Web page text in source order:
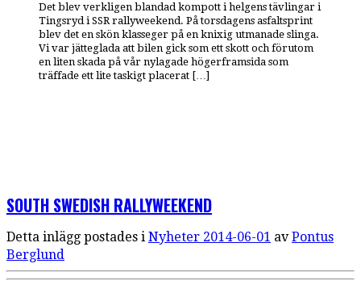
Det blev verkligen blandad kompott i helgens tävlingar i
Tingsryd i SSR rallyweekend. På torsdagens asfaltsprint
blev det en skön klasseger på en knixig utmanade slinga.
Vi var jätteglada att bilen gick som ett skott och förutom
en liten skada på vår nylagade högerframsida som
träffade ett lite taskigt placerat […]
SOUTH SWEDISH RALLYWEEKEND
Detta inlägg postades i Nyheter 2014-06-01 avPontus
Berglund